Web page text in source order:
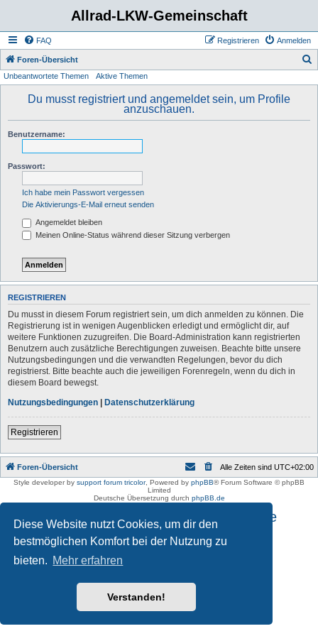
Diese Website nutzt Cookies, um dir den
bestmöglichen Komfort bei der Nutzung zu
bieten. Mehr erfahren
Verstanden!
Allrad-LKW-Gemeinschaft
FAQ Anmelden
Registrieren
Foren-Übersicht
Unbeantwortete Themen Aktive Themen
Du musst registriert und angemeldet sein, um Profile
anzuschauen.
Benutzername:
Passwort:
Ich habe mein Passwort vergessen
Die Aktivierungs-E-Mail erneut senden
Angemeldet bleiben
Meinen Online-Status während dieser Sitzung verbergen
REGISTRIEREN
Du musst in diesem Forum registriert sein, um dich anmelden zu können. Die
Registrierung ist in wenigen Augenblicken erledigt und ermöglicht dir, auf
weitere Funktionen zuzugreifen. Die Board-Administration kann registrierten
Benutzern auch zusätzliche Berechtigungen zuweisen. Beachte bitte unsere
Nutzungsbedingungen und die verwandten Regelungen, bevor du dich
registrierst. Bitte beachte auch die jeweiligen Forenregeln, wenn du dich in
diesem Board bewegst.
Nutzungsbedingungen | Datenschutzerklärung
Registrieren
Foren-Übersicht Alle Zeiten sind UTC+02:00
Style developer by support forum tricolor, Powered by phpBB® Forum Software © phpBB
Limited
Deutsche Übersetzung durch phpBB.de
Impressum und Datenschutzhinweise